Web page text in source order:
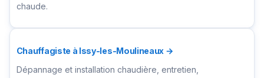
chaude.
Chauffagiste à Issy-les-Moulineaux →
Dépannage et installation chaudière, entretien,